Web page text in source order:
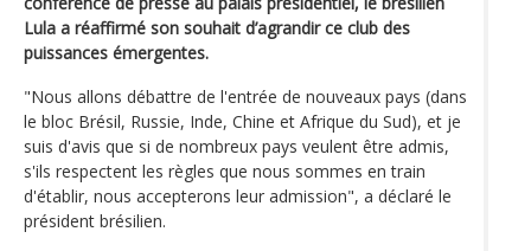
Lula a réaffirmé son souhait d’agrandir ce club des
puissances émergentes.
"Nous allons débattre de l'entrée de nouveaux pays (dans
le bloc Brésil, Russie, Inde, Chine et Afrique du Sud), et je
suis d'avis que si de nombreux pays veulent être admis,
s'ils respectent les règles que nous sommes en train
d'établir, nous accepterons leur admission", a déclaré le
président brésilien.